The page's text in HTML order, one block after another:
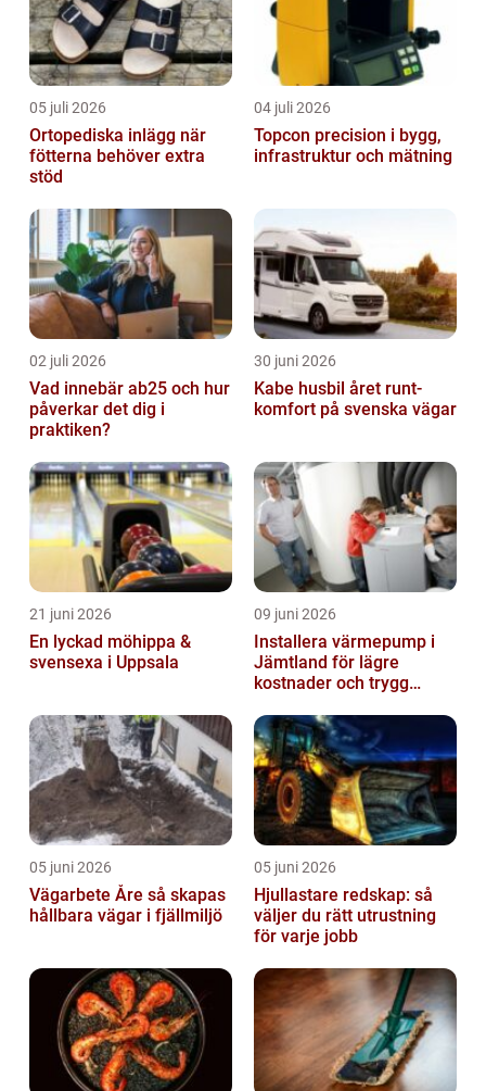
05 juli 2026
Ortopediska inlägg när
fötterna behöver extra
stöd
04 juli 2026
Topcon precision i bygg,
infrastruktur och mätning
02 juli 2026
Vad innebär ab25 och hur
påverkar det dig i
praktiken?
30 juni 2026
Kabe husbil året runt-
komfort på svenska vägar
21 juni 2026
En lyckad möhippa &
svensexa i Uppsala
09 juni 2026
Installera värmepump i
Jämtland för lägre
kostnader och trygg
05 juni 2026
Vägarbete Åre så skapas
hållbara vägar i fjällmiljö
05 juni 2026
Hjullastare redskap: så
väljer du rätt utrustning
för varje jobb